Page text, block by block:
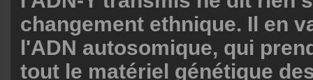
changement ethnique. Il en
l'ADN autosomique, qui
tout le matériel génétique